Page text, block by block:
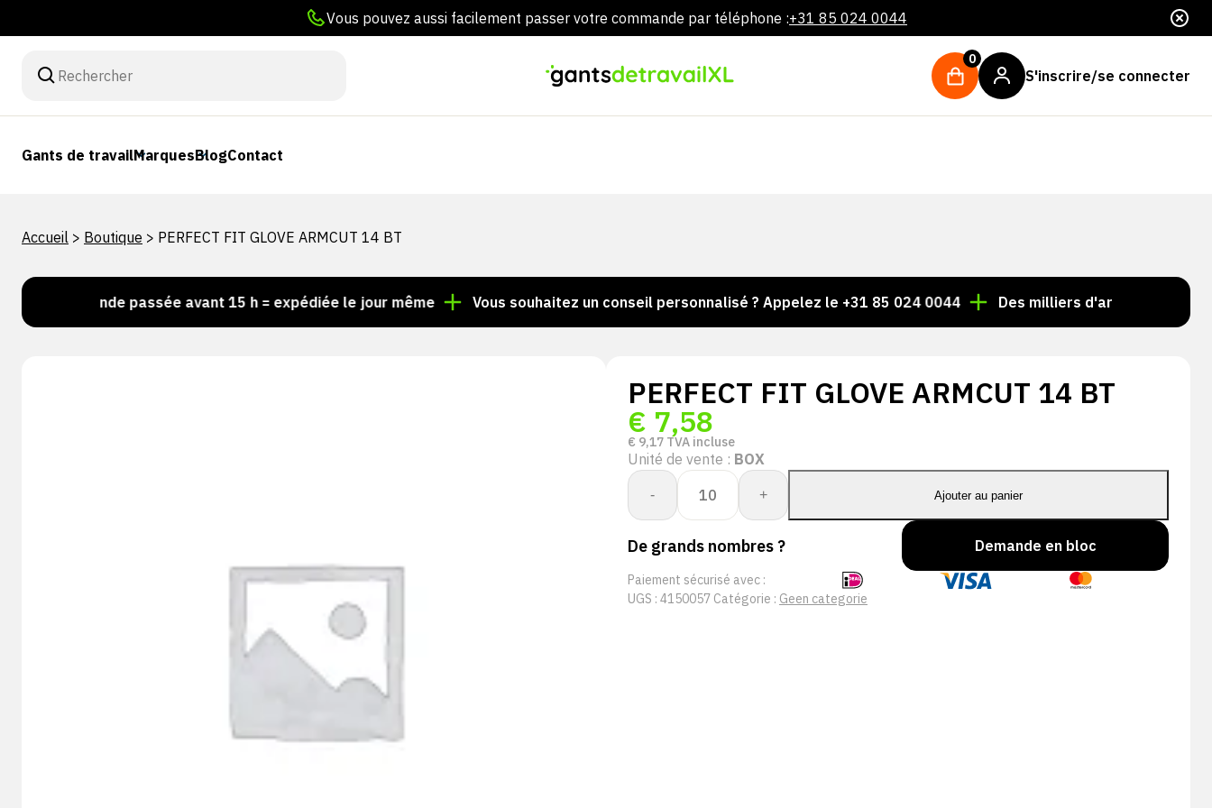
Vous pouvez aussi facilement passer votre commande par téléphone :+31 85 024 0044
0
S'inscrire/se connecter
Gants de travailMarquesBlogContact
Accueil > Boutique > PERFECT FIT GLOVE ARMCUT 14 BT
passée avant 15 h = expédiée le jour même Vous souhaitez un conseil personnalisé ? Appelez le +31 85 024 0044 Des milliers d'articles toujours en
PERFECT FIT GLOVE ARMCUT 14 BT
€ 7,58
€ 9,17 TVA incluse
Unité de vente : BOX
-
quantité
PERFECT
FIT
ARMCUT
+ Ajouter au panier
De grands nombres ? Demande en bloc
Paiement sécurisé avec :
UGS : 4150057 Catégorie : Geen categorie